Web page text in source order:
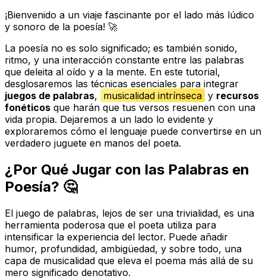
¡Bienvenido a un viaje fascinante por el lado más lúdico
y sonoro de la poesía! 🚀
La poesía no es solo significado; es también sonido,
ritmo, y una interacción constante entre las palabras
que deleita al oído y a la mente. En este tutorial,
desglosaremos las técnicas esenciales para integrar
juegos de palabras, musicalidad intrínseca y recursos
fonéticos que harán que tus versos resuenen con una
vida propia. Dejaremos a un lado lo evidente y
exploraremos cómo el lenguaje puede convertirse en un
verdadero juguete en manos del poeta.
¿Por Qué Jugar con las Palabras en
Poesía? 🤔
El juego de palabras, lejos de ser una trivialidad, es una
herramienta poderosa que el poeta utiliza para
intensificar la experiencia del lector. Puede añadir
humor, profundidad, ambigüedad, y sobre todo, una
capa de musicalidad que eleva el poema más allá de su
mero significado denotativo.